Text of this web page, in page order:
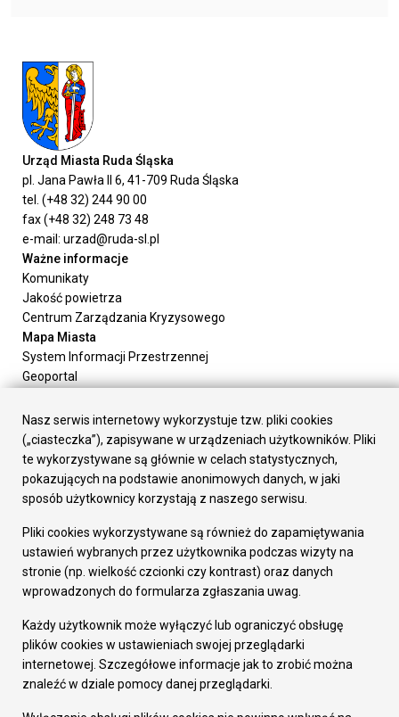
Urząd Miasta Ruda Śląska
pl. Jana Pawła II 6, 41-709 Ruda Śląska
tel. (+48 32) 244 90 00
fax (+48 32) 248 73 48
e-mail: urzad@ruda-sl.pl
Ważne informacje
Komunikaty
Jakość powietrza
Centrum Zarządzania Kryzysowego
Mapa Miasta
System Informacji Przestrzennej
Geoportal
Załatw sprawę
Prezydent Miasta
Rada Miasta
Wydziały
Elektroniczna Skrzynka Podawcza
Gospodarka
Fundusze europejskie
Środki krajowe
Oferty inwestycyjne
Pozostałe
Deklaracja dostępności
Dane osobowe
Dodaj opinię o witrynie
Nasz serwis internetowy wykorzystuje tzw. pliki cookies
(„ciasteczka”), zapisywane w urządzeniach użytkowników. Pliki
te wykorzystywane są głównie w celach statystycznych,
pokazujących na podstawie anonimowych danych, w jaki
sposób użytkownicy korzystają z naszego serwisu.
Pliki cookies wykorzystywane są również do zapamiętywania
ustawień wybranych przez użytkownika podczas wizyty na
stronie (np. wielkość czcionki czy kontrast) oraz danych
wprowadzonych do formularza zgłaszania uwag.
Każdy użytkownik może wyłączyć lub ograniczyć obsługę
plików cookies w ustawieniach swojej przeglądarki
internetowej. Szczegółowe informacje jak to zrobić można
znaleźć w dziale pomocy danej przeglądarki.